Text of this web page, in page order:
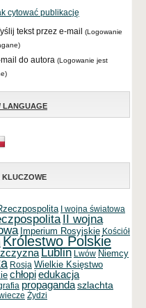
cytować publikację
tekst przez e-mail
(Logowanie
mail do autora (Logowanie jest
LANGUAGE
KLUCZOWE
I wojna światowa
II wojna
Imperium Rosyjskie Kościół
Królestwo Polskie
Lublin Lwów Niemcy
Rosja Wielkie Księstwo
chłopiedukacja
propagandaszlachta
Żydzi